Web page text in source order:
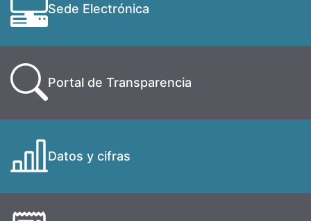
Sede Electrónica
Portal de Transparencia
Datos y cifras